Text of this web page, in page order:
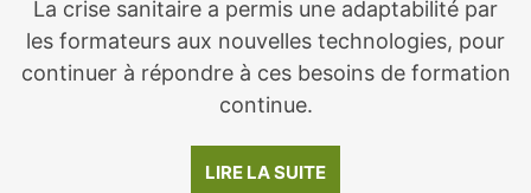
La crise sanitaire a permis une adaptabilité par
les formateurs aux nouvelles technologies, pour
continuer à répondre à ces besoins de formation
continue.
LIRE LA SUITE